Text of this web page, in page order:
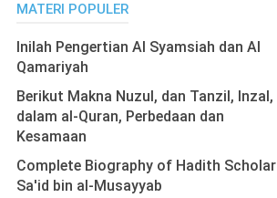
MATERI POPULER
Inilah Pengertian Al Syamsiah dan Al
Qamariyah
Berikut Makna Nuzul, dan Tanzil, Inzal,
dalam al-Quran, Perbedaan dan
Kesamaan
Complete Biography of Hadith Scholar
Sa'id bin al-Musayyab